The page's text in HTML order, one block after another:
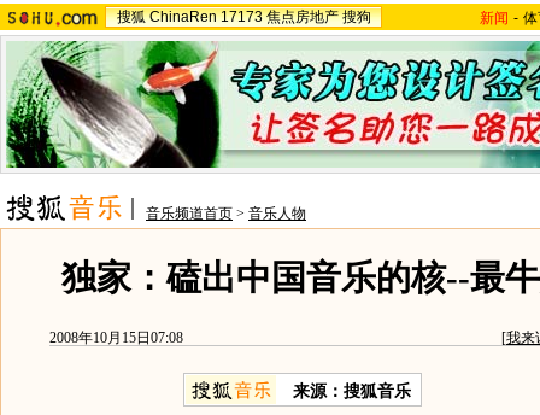
搜狐 ChinaRen 17173 焦点房地产 搜狗 新闻 -
音乐频道首页 > 音乐人物
独家：磕出中国音乐的核--最
2008年10月15日07:08 [我来
来源：搜狐音乐